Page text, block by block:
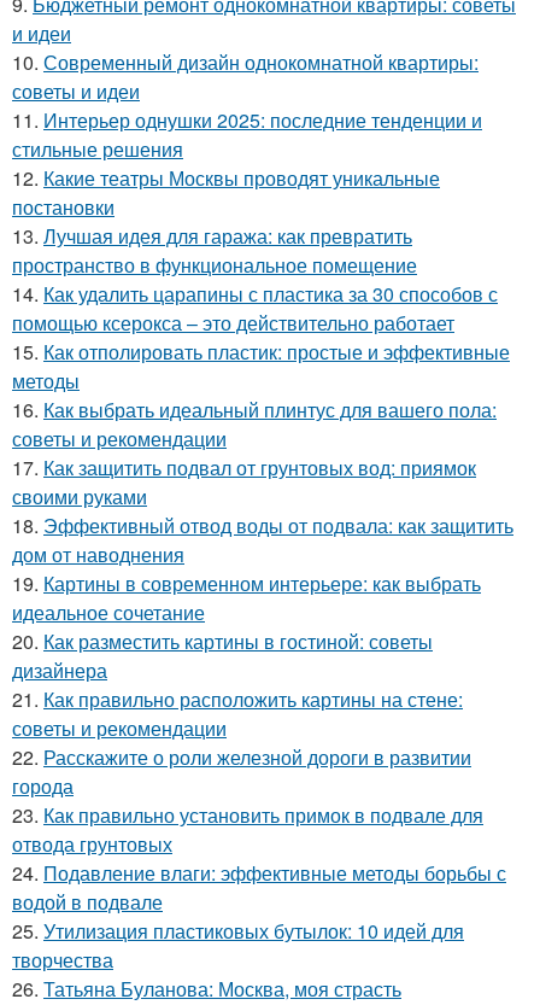
и идеи
10. Современный дизайн однокомнатной квартиры:
советы и идеи
11. Интерьер однушки 2025: последние тенденции и
стильные решения
12. Какие театры Москвы проводят уникальные
постановки
13. Лучшая идея для гаража: как превратить
пространство в функциональное помещение
14. Как удалить царапины с пластика за 30 способов с
помощью ксерокса – это действительно работает
15. Как отполировать пластик: простые и эффективные
методы
16. Как выбрать идеальный плинтус для вашего пола:
советы и рекомендации
17. Как защитить подвал от грунтовых вод: приямок
своими руками
18. Эффективный отвод воды от подвала: как защитить
дом от наводнения
19. Картины в современном интерьере: как выбрать
идеальное сочетание
20. Как разместить картины в гостиной: советы
дизайнера
21. Как правильно расположить картины на стене:
советы и рекомендации
22. Расскажите о роли железной дороги в развитии
города
23. Как правильно установить примок в подвале для
отвода грунтовых
24. Подавление влаги: эффективные методы борьбы с
водой в подвале
25. Утилизация пластиковых бутылок: 10 идей для
творчества
26. Татьяна Буланова: Москва, моя страсть